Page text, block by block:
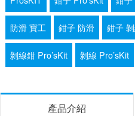
防滑 寶工 鉗子 防滑 鉗子
剝線鉗 Pro’sKit 剝線 Pro’sKit
產品介紹